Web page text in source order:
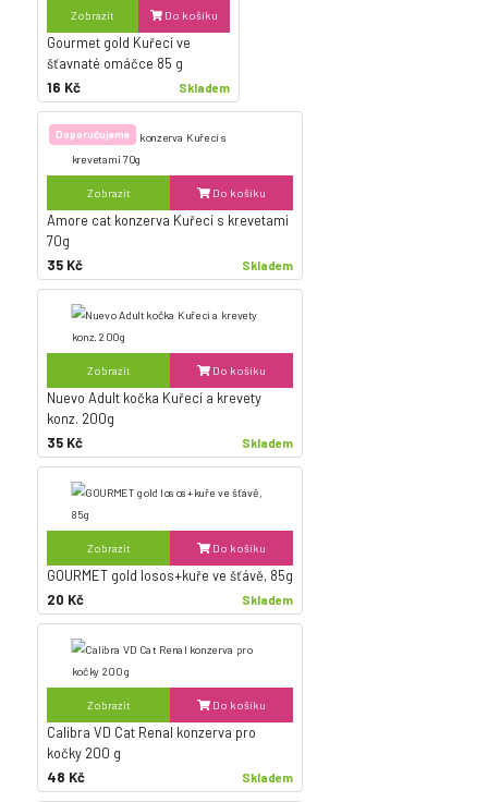
Zobrazit Do košíku
Gourmet gold Kuřecí ve
šťavnaté omáčce 85 g
16 Kč
Skladem
Doporučujeme
Zobrazit Do košíku
Amore cat konzerva Kuřecí s krevetami
70g
35 Kč
Skladem
Zobrazit Do košíku
Nuevo Adult kočka Kuřecí a krevety
konz. 200g
35 Kč
Skladem
Zobrazit Do košíku
GOURMET gold losos+kuře ve šťávě, 85g
20 Kč
Skladem
Zobrazit Do košíku
Calibra VD Cat Renal konzerva pro
kočky 200 g
48 Kč
Skladem